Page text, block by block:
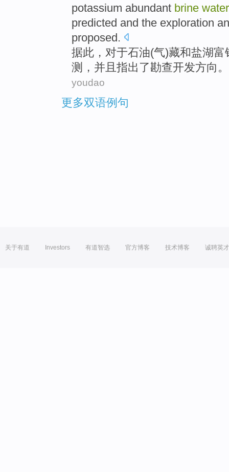
potassium abundant brine water
predicted and the exploration
proposed.
据此 ， 对于石油(气)藏和盐湖富
测， 并且 指出 了勘查开发方向。
youdao
更多双语例句
关于有道 Investors 有道智选 官方博客 技术博客 诚聘英才